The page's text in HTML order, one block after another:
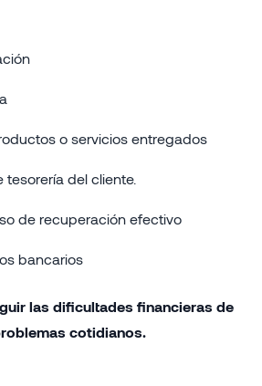
o servicios entregados
del cliente.
de recuperación efectivo
bancarios
las dificultades financieras de
cotidianos.